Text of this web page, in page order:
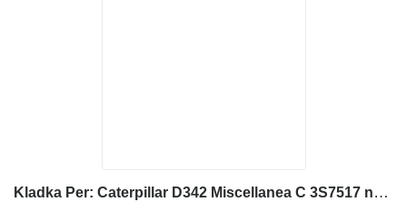
Kladka Per: Caterpillar D342 Miscellanea C 3S7517 na buldozéra